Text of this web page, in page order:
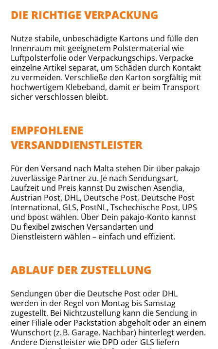
DIE RICHTIGE VERPACKUNG
Nutze stabile, unbeschädigte Kartons und fülle den
Innenraum mit geeignetem Polstermaterial wie
Luftpolsterfolie oder Verpackungschips. Verpacke
einzelne Artikel separat, um Schäden durch Kontakt
zu vermeiden. Verschließe den Karton sorgfältig mit
hochwertigem Klebeband, damit er beim Transport
sicher verschlossen bleibt.
EMPFOHLENE
VERSANDDIENSTLEISTER
Für den Versand nach Malta stehen Dir über pakajo
zuverlässige Partner zu. Je nach Sendungsart,
Laufzeit und Preis kannst Du zwischen Asendia,
Austrian Post, DHL, Deutsche Post, Deutsche Post
International, GLS, PostNL, Tschechische Post, UPS
und bpost wählen. Über Dein pakajo-Konto kannst
Du flexibel zwischen Versandarten und
Dienstleistern wählen – einfach und effizient.
ABLAUF DER ZUSTELLUNG
Sendungen über die Deutsche Post oder DHL
werden in der Regel von Montag bis Samstag
zugestellt. Bei Nichtzustellung kann die Sendung in
einer Filiale oder Packstation abgeholt oder an einem
Wunschort (z. B. Garage, Nachbar) hinterlegt werden.
Andere Dienstleister wie DPD oder GLS liefern